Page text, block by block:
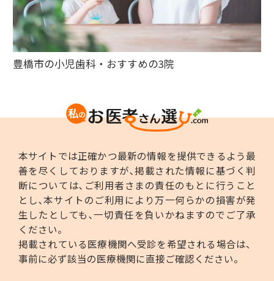
豊橋市の小児歯科・おすすめの3院
本サイトでは正確かつ最新の情報を提供できるよう最
善を尽くしておりますが､掲載された情報に基づく判
断については､ご利用者さまの責任のもとに行うこと
とし､本サイトのご利用により万一何らかの損害が発
生したとしても､一切責任を負いかねますのでご了承
ください。
掲載されている医療機関へ受診を希望される場合は、
事前に必ず該当の医療機関に直接ご確認ください。